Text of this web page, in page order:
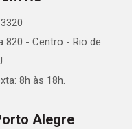
820 - Centro - Rio de
8h às 18h.
Alegre